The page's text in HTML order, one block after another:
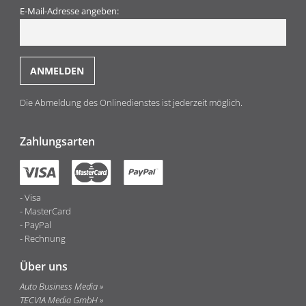
E-Mail-Adresse angeben:
Die Abmeldung des Onlinedienstes ist jederzeit möglich.
Zahlungsarten
Visa
MasterCard
PayPal
Rechnung
Über uns
Auto Business Media
TECVIA Media GmbH